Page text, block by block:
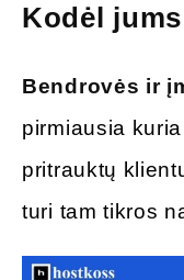
Kodėl
Bendrovės ir
pirmiausia
pritrauktų
turi tam tikros